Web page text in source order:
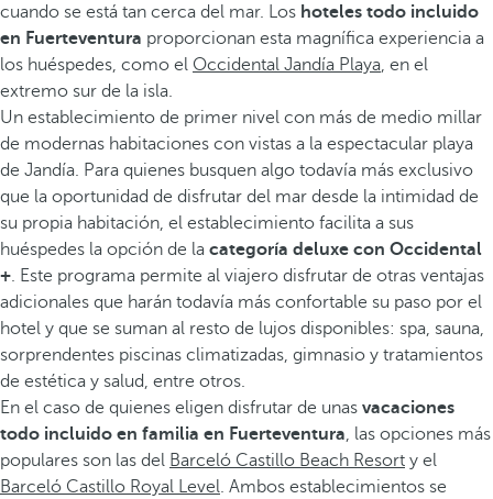
cuando se está tan cerca del mar. Los hoteles todo incluido
en Fuerteventura proporcionan esta magnífica experiencia a
los huéspedes, como el Occidental Jandía Playa, en el
extremo sur de la isla.
Un establecimiento de primer nivel con más de medio millar
de modernas habitaciones con vistas a la espectacular playa
de Jandía. Para quienes busquen algo todavía más exclusivo
que la oportunidad de disfrutar del mar desde la intimidad de
su propia habitación, el establecimiento facilita a sus
huéspedes la opción de la categoría deluxe con Occidental
+. Este programa permite al viajero disfrutar de otras ventajas
adicionales que harán todavía más confortable su paso por el
hotel y que se suman al resto de lujos disponibles: spa, sauna,
sorprendentes piscinas climatizadas, gimnasio y tratamientos
de estética y salud, entre otros.
En el caso de quienes eligen disfrutar de unas vacaciones
todo incluido en familia en Fuerteventura, las opciones más
populares son las del Barceló Castillo Beach Resort y el
Barceló Castillo Royal Level. Ambos establecimientos se